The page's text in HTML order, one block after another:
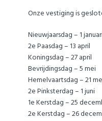
Onze vestiging is
Nieuwjaarsdag – 1
2e Paasdag – 13 april
Koningsdag – 27 april
Bevrijdingsdag – 5 mei
Hemelvaartsdag – 21
2e Pinksterdag – 1 juni
1e Kerstdag – 25
2e Kerstdag – 26